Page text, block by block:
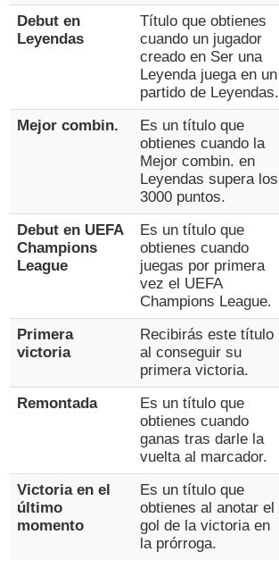
Debut en
Leyendas
Título que obtienes
cuando un jugador
creado en Ser una
Leyenda juega en un
partido de Leyendas.
Mejor combin.
Es un título que
obtienes cuando la
Mejor combin. en
Leyendas supera los
3000 puntos.
Debut en UEFA
Champions
League
Es un título que
obtienes cuando
juegas por primera
vez el UEFA
Champions League.
Primera
victoria
Recibirás este título
al conseguir su
primera victoria.
Remontada
Es un título que
obtienes cuando
ganas tras darle la
vuelta al marcador.
Victoria en el
último
momento
Es un título que
obtienes al anotar el
gol de la victoria en
la prórroga.